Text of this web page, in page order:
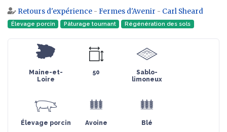
Aller à :navigation,rechercher
Retours d'expérience - Fermes d'Avenir - Carl Sheard
Élevage porcin Pâturage tournant Régénération des sols
Maine-et-
Loire
50
Sablo-
limoneux
Élevage porcin Avoine Blé